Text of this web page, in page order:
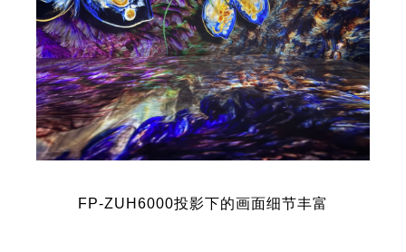
FP-ZUH6000投影下的画面细节丰富